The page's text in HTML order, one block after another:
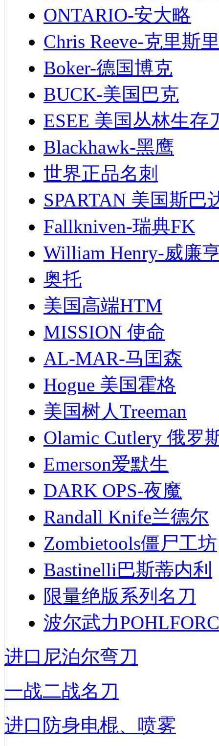
ONTARIO-安大略
Chris Reeve-克里斯
Boker-德国博克
BUCK-美国巴克
ESEE 美国丛林生存
Blackhawk-黑鹰
世界正品名刺
SPARTAN 美国斯巴
Fallkniven-瑞典FK
William Henry-威廉
奥托
美国高端HTM
MISSION 使命
AL-MAR-马囯森
Hogue 美国霍格
美国树人Treeman
Olamic Cutlery 俄罗
Emerson爱默生
DARK OPS-夜魔
Randall Knife兰德尔
Zombietools僵尸工坊
Bastinelli巴斯蒂内利
限量绝版系列名刀
波尔武力
进口尼泊尔弯刀
一战二战名刀
进口防身电棍、喷雾